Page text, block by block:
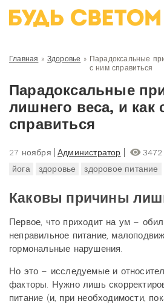
Главная » Здоровье » Парадоксальные
с ним справиться
Парадоксальные
лишнего веса, и как
справиться
27 ноября Администратор
3472
йога
здоровье здоровое питание
Каковы причины
Первое, что приходит на ум –
неправильное питание,
гормональные нарушения.
Но это – исследуемые и
факторы. Нужно лишь
питание (и, при необходимости,